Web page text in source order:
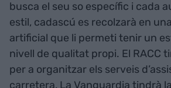
busca el seu so específic i cada
estil, cadascú es recolzarà en
artificial que li permeti tenir un
nivell de qualitat propi. El RACC
per a organitzar els serveis
carretera, La Vanguardia tindrà